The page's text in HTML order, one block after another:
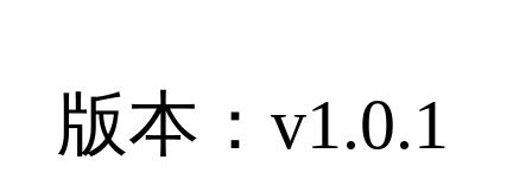
版本：v1.0.1